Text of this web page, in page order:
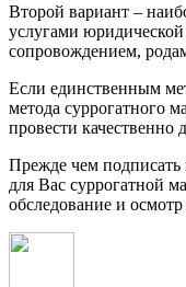
Второй вариант –
услугами
сопровождением,
Если единственным
метода суррогатного
провести качественно
Прежде чем
для Вас суррогатной
обследование и